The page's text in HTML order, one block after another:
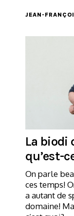
JEAN-
La biodi
qu’est-
On parle
ces temps!
a autant de
domaine!